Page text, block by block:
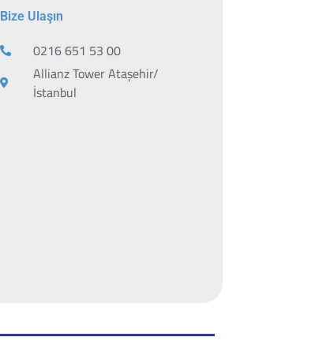
Bize Ulaşın
0216 651 53 00
Allianz Tower Ataşehir/
İstanbul